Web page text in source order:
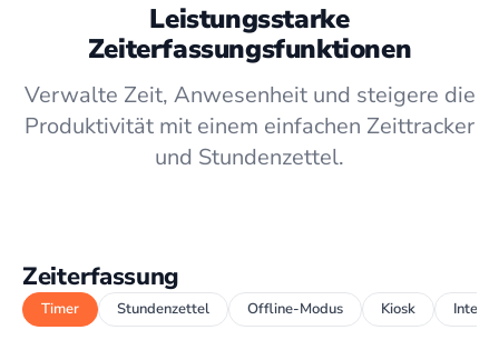
Leistungsstarke
Zeiterfassungsfunktionen
Verwalte Zeit, Anwesenheit und steigere die
Produktivität mit einem einfachen Zeittracker
und Stundenzettel.
Zeiterfassung
Timer Stundenzettel Offline-Modus Kiosk